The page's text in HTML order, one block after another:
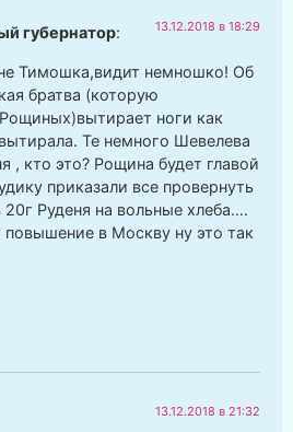
губернатор: 13.12.2018 в 18:29
Тимошка,видит немношко! Об
братва (которую
ноги как
Те немного Шевелева
, кто это? Рощина будет главой
приказали все провернуть
Руденя на вольные хлеба….
в Москву ну это так
13.12.2018 в 21:32